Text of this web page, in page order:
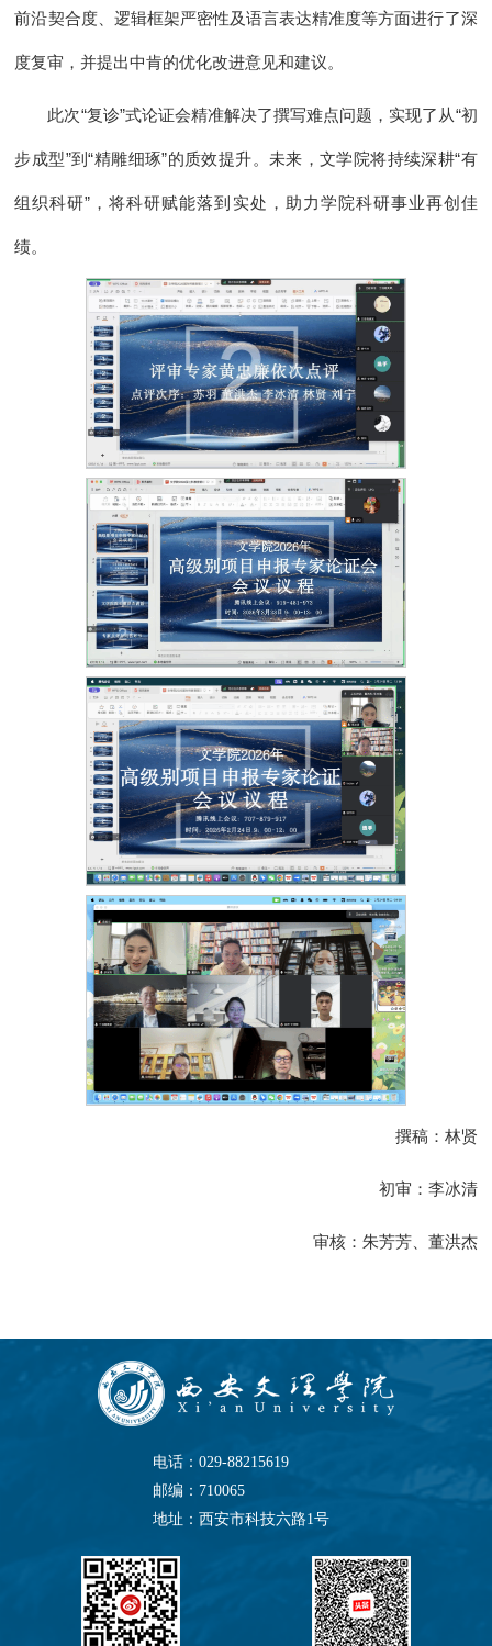
前沿契合度、逻辑框架严密性及语言表达精准度等方面进行了深
度复审，并提出中肯的优化改进意见和建议。
此次“复诊”式论证会精准解决了撰写难点问题，实现了从“初
步成型”到“精雕细琢”的质效提升。未来，文学院将持续深耕“有
组织科研”，将科研赋能落到实处，助力学院科研事业再创佳
绩。
撰稿：林贤
初审：李冰清
审核：朱芳芳、董洪杰
电话：029-88215619
邮编：710065
地址：西安市科技六路1号